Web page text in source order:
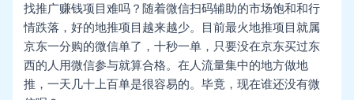
找推广赚钱项目难吗？随着微信扫码辅助的市场饱和和行
情跌落，好的地推项目越来越少。目前最火地推项目就属
京东一分购的微信单了，十秒一单，只要没在京东买过东
西的人用微信参与就算合格。在人流量集中的地方做地
推，一天几十上百单是很容易的。毕竟，现在谁还没有微